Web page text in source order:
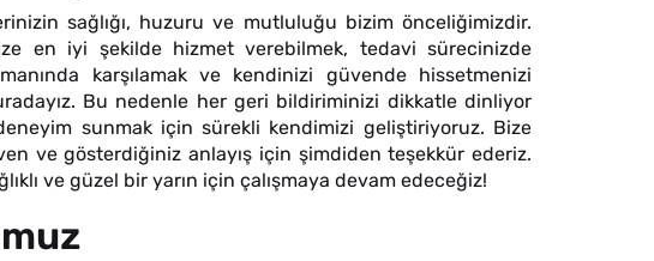
sağlığı, huzuru ve mutluluğu bizim önceliğimizdir.
en iyi şekilde hizmet verebilmek, tedavi sürecinizde
karşılamak ve kendinizi güvende hissetmenizi
Bu nedenle her geri bildiriminizi dikkatle dinliyor
sunmak için sürekli kendimizi geliştiriyoruz. Bize
ve gösterdiğiniz anlayış için şimdiden teşekkür ederiz.
ve güzel bir yarın için çalışmaya devam edeceğiz!